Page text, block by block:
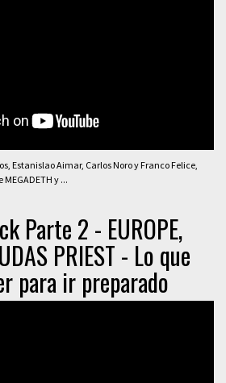
Estanislao Aimar, Carlos Noro y Franco Felice,
y ...
Parte 2 - EUROPE,
PRIEST - Lo que
para ir preparado